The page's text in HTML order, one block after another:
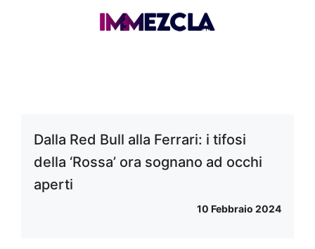
Dalla Red Bull alla Ferrari: i tifosi
della ‘Rossa’ ora sognano ad occhi
aperti
10 Febbraio 2024